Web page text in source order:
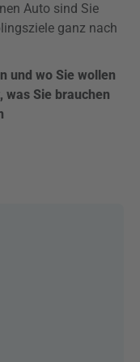
Auto sind Sie
ganz nach
und wo Sie wollen
was Sie brauchen